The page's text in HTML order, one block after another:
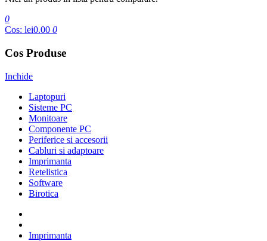
0
Cos: lei0.00 0
Cos Produse
Inchide
Laptopuri
Sisteme PC
Monitoare
Componente PC
Periferice si accesorii
Cabluri si adaptoare
Imprimanta
Retelistica
Software
Birotica
Imprimanta